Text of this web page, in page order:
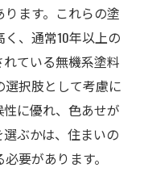
ます。これらの塗
、通常10年以上の
ている無機系塗料
択肢として考慮に
に優れ、色あせが
ぶかは、住まいの
要があります。